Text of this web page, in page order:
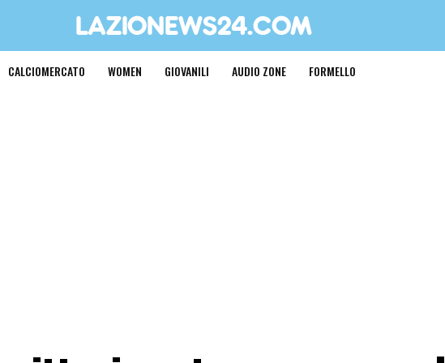
CALCIOMERCATO WOMEN GIOVANILI AUDIO ZONE FORMELLO